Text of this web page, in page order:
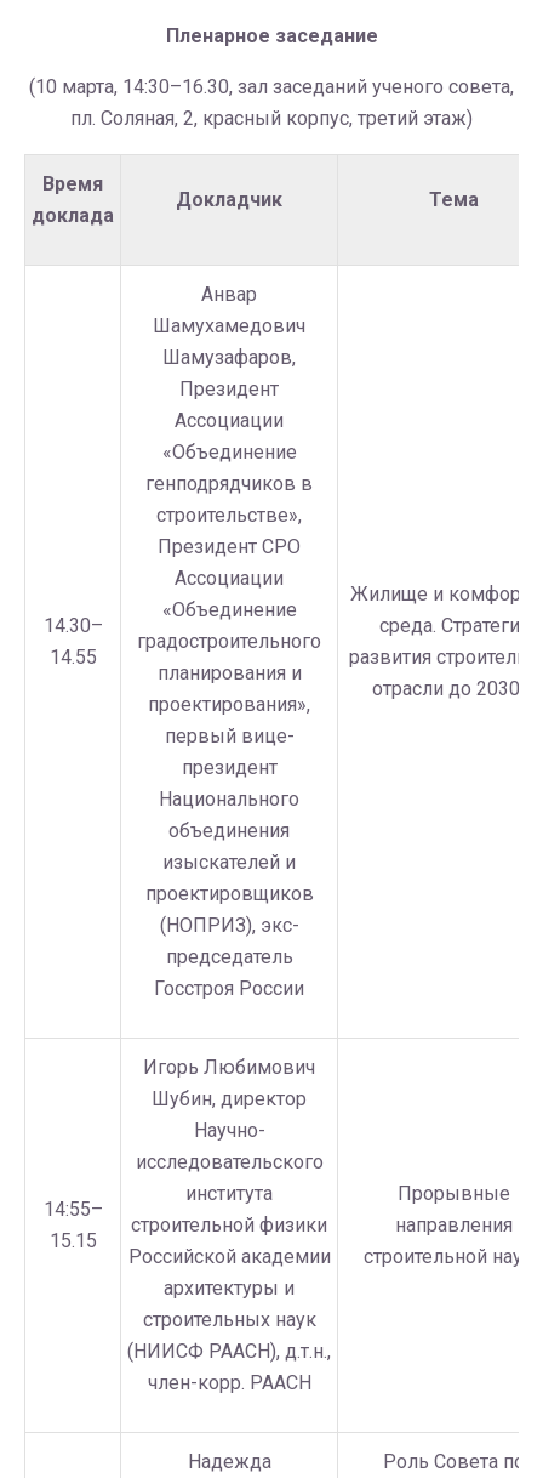
Пленарное заседание
(10 марта, 14:30–16.30, зал заседаний ученого совета,
пл. Соляная, 2, красный корпус, третий этаж)
Время
доклада
Докладчик Тема
14.30–
14.55
Анвар
Шамухамедович
Шамузафаров,
Президент
Ассоциации
«Объединение
генподрядчиков в
строительстве»,
Президент СРО
Ассоциации
«Объединение
градостроительного
планирования и
проектирования»,
первый вице-
президент
Национального
объединения
изыскателей и
проектировщиков
(НОПРИЗ), экс-
председатель
Госстроя России
Жилище и
среда. Стратегия
развития
отрасли до 2030 г.
14:55–
15.15
Игорь Любимович
Шубин, директор
Научно-
исследовательского
института
строительной физики
Российской академии
архитектуры и
строительных наук
(НИИСФ РААСН), д.т.н.,
член-корр. РААСН
Прорывные
направления
строительной науки
Надежда
Роль Совета по